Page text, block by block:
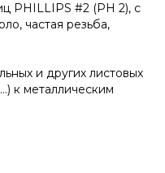
PHILLIPS #2 (PH 2), с
частая резьба,
и других листовых
к металлическим